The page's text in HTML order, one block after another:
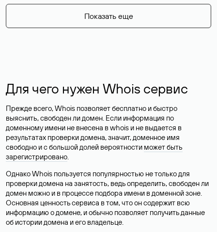
Показать еще
Для чего нужен Whois сервис
Прежде всего, Whois позволяет бесплатно и быстро
выяснить, свободен ли домен. Если информация по
доменному имени не внесена в whois и не выдается в
результатах проверки домена, значит, доменное имя
свободно и с большой долей вероятности может быть
зарегистрировано.
Однако Whois пользуется популярностью не только для
проверки домена на занятость, ведь определить, свободен ли
домен можно и в процессе подбора имени в доменной зоне.
Основная ценность сервиса в том, что он содержит всю
информацию о домене, и обычно позволяет получить данные
об истории домена и его владельце.